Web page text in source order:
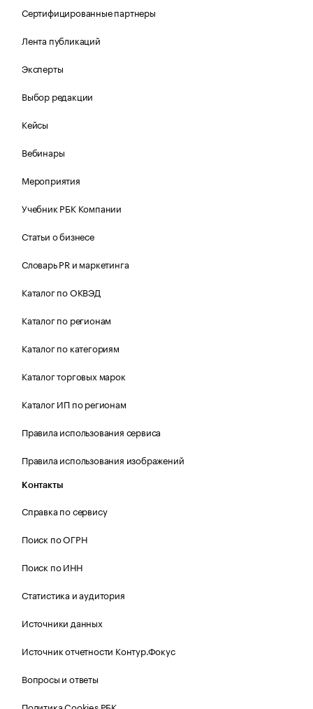
Сертифицированные партнеры
Лента публикаций
Эксперты
Выбор редакции
Кейсы
Вебинары
Мероприятия
Учебник РБК Компании
Статьи о бизнесе
Словарь PR и маркетинга
Каталог по ОКВЭД
Каталог по регионам
Каталог по категориям
Каталог торговых марок
Каталог ИП по регионам
Правила использования сервиса
Правила использования изображений
Контакты
Справка по сервису
Поиск по ОГРН
Поиск по ИНН
Статистика и аудитория
Источники данных
Источник отчетности Контур.Фокус
Вопросы и ответы